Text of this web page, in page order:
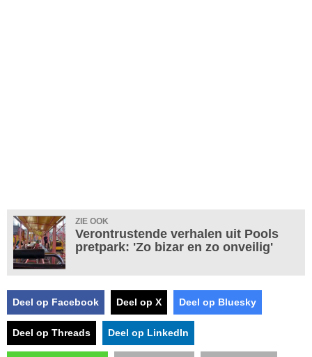
ZIE OOK
Verontrustende verhalen uit Pools
pretpark: 'Zo bizar en zo onveilig'
Deel op Facebook Deel op X Deel op Bluesky
Deel op Threads Deel op LinkedIn